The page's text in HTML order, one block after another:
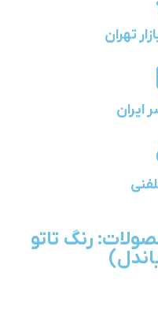
تهران
ایران
رنگ تاتو